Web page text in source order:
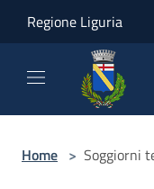
Regione Liguria
Home > Soggiorni